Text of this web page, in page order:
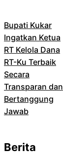
Bupati Kukar
Ingatkan Ketua
RT Kelola Dana
RT-Ku Terbaik
Secara
Transparan dan
Bertanggung
Jawab
Berita